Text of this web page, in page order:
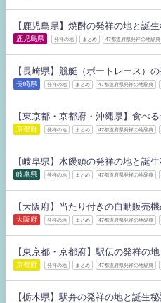
【鹿児島県】焼酎の発祥の地と誕
鹿児島県 発祥の地 まとめ 47都道府県発祥の地辞典
【長崎県】競艇（ボートレース）
長崎県 発祥の地 まとめ 47都道府県発祥の地辞典
【東京都・京都府・沖縄県】食べ
京都府 発祥の地 まとめ 47都道府県発祥の地辞典
【岐阜県】水饅頭の発祥の地と誕
岐阜県 発祥の地 まとめ 47都道府県発祥の地辞典
【大阪府】当たり付きの自動販売
大阪府 発祥の地 まとめ 47都道府県発祥の地辞典
【東京都・京都府】駅伝の発祥の
京都府 発祥の地 まとめ 47都道府県発祥の地辞典
【栃木県】駅弁の発祥の地と誕生